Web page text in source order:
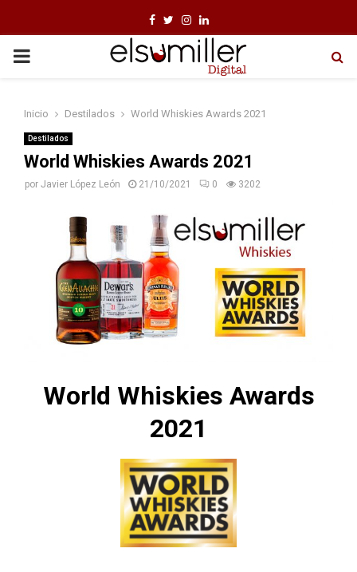
F
b
o
k
w
t
r
I
n
a
r
L
n
e
n
P
M
Inicio Destilados World Whiskies Awards 2021
Destilados
World Whiskies Awards 2021
por Javier López León 21/10/2021 0 3202
World Whiskies Awards
2021